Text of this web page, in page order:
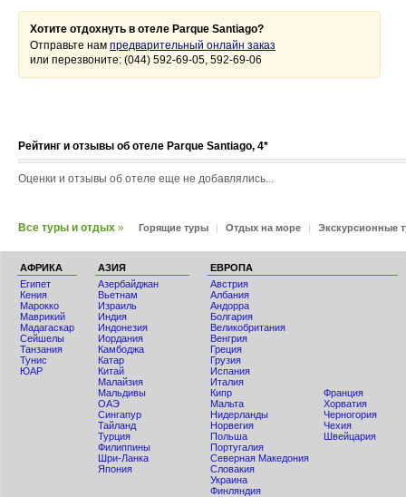
Хотите отдохнуть в отеле Parque Santiago?
Отправьте нам предварительный онлайн заказ
или перезвоните: (044) 592-69-05, 592-69-06
Рейтинг и отзывы об отеле Parque Santiago, 4*
Оценки и отзывы об отеле еще не добавлялись...
Все туры и отдых » Горящие туры | Отдых на море | Экскурсионные
АФРИКА
Египет
Кения
Мaрокко
Маврикий
Мадагаскар
Сейшелы
Танзания
Тунис
ЮАР
АЗИЯ
Азербайджан
Вьетнам
Израиль
Индия
Индонезия
Иордания
Камбоджа
Катар
Китай
Малайзия
Мальдивы
ОАЭ
Сингапур
Тайланд
Турция
Филиппины
Шри-Ланка
Япония
ЕВРОПА
Австрия
Албания
Андорра
Болгария
Великобритания
Венгрия
Греция
Грузия
Испания
Италия
Кипр
Мальта
Нидерланды
Норвегия
Польша
Португалия
Северная Македония
Словакия
Украина
Финляндия
Франция
Хорватия
Черногория
Чехия
Швейцария